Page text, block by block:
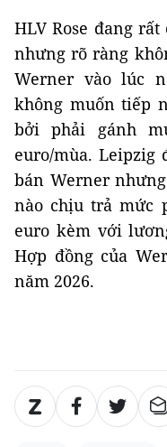
HLV Rose đang
nhưng rõ ràng
Werner vào lúc
không muốn tiếp
bởi phải gánh
euro/mùa. Leipzig
bán Werner
nào chịu trả mức
euro kèm với
Hợp đồng của
năm 2026.